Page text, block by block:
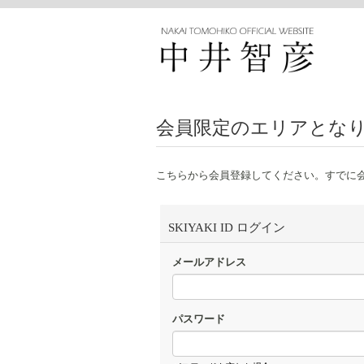
会員限定のエリアとなり
こちらから会員登録してください。すでに
SKIYAKI ID ログイン
メールアドレス
パスワード